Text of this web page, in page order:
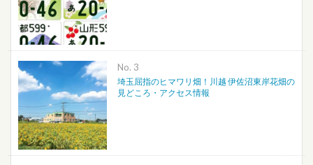
No.
埼玉屈指のヒマワリ畑！川越 伊佐沼東岸花畑の
見どころ・アクセス情報